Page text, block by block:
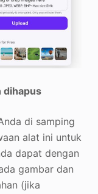
dihapus
di samping
alat ini untuk
dapat dengan
gambar dan
(jika